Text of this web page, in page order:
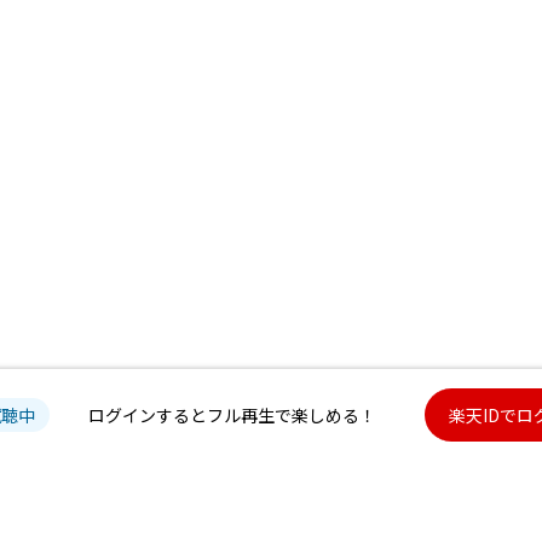
中 ログインするとフル再生で楽しめる！ 楽天IDでロ